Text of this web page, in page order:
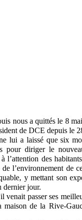
nous a quittés le 8
de DCE depuis le
lui a laissé que six
pour diriger le
l’attention des
de l’environnement de
y mettant son
dernier jour.
venait passer ses
maison de la Rive-